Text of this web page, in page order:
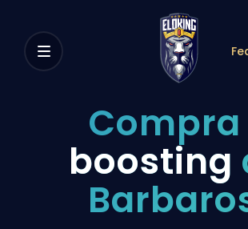
Compra
boosting